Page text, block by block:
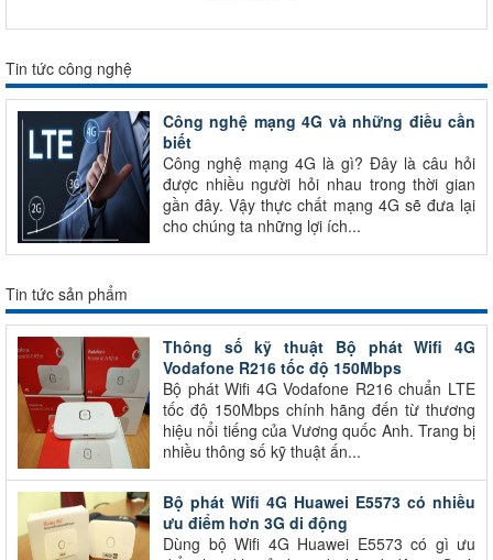
Tin tức công nghệ
Công nghệ mạng 4G và những điều cần
biết
Công nghệ mạng 4G là gì? Đây là câu hỏi
được nhiều người hỏi nhau trong thời gian
gần đây. Vậy thực chất mạng 4G sẽ đưa lại
cho chúng ta những lợi ích...
Tin tức sản phẩm
Thông số kỹ thuật Bộ phát Wifi 4G
Vodafone R216 tốc độ 150Mbps
Bộ phát Wifi 4G Vodafone R216 chuẩn LTE
tốc độ 150Mbps chính hãng đến từ thương
hiệu nổi tiếng của Vương quốc Anh. Trang bị
nhiều thông số kỹ thuật ấn...
Bộ phát Wifi 4G Huawei E5573 có nhiều
ưu điểm hơn 3G di động
Dùng bộ Wifi 4G Huawei E5573 có gì ưu